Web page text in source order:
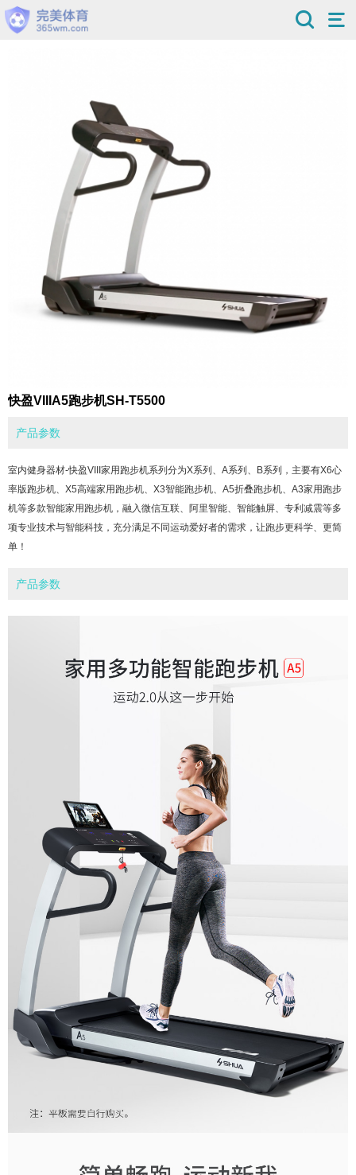
快盈VIIIA5跑步机SH-T5500
产品参数
室内健身器材-快盈VIII家用跑步机系列分为X系列、A系列、B系列，主要有X6心
率版跑步机、X5高端家用跑步机、X3智能跑步机、A5折叠跑步机、A3家用跑步
机等多款智能家用跑步机，融入微信互联、阿里智能、智能触屏、专利减震等多
项专业技术与智能科技，充分满足不同运动爱好者的需求，让跑步更科学、更简
单！
产品参数